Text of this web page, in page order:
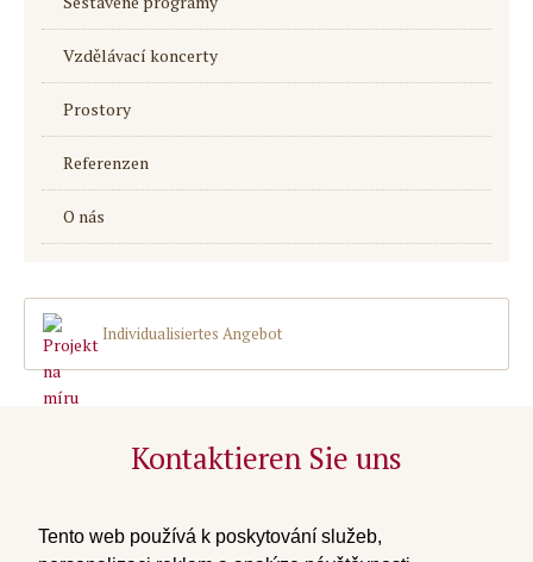
Tento web používá k poskytování služeb,
Vzdělávací koncerty
Prostory
Referenzen
O nás
Individualisiertes Angebot
Kontaktieren Sie uns
email:info@private-concerts.cz
zpracování osobních údajů